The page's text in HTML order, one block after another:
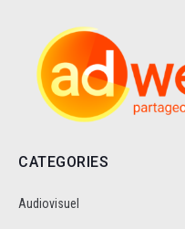
CATEGORIES
Audiovisuel